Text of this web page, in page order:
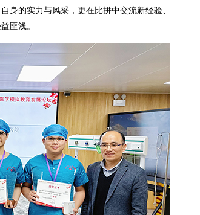
身的实力与风采，更在比拼中交流新经验、
匪浅。